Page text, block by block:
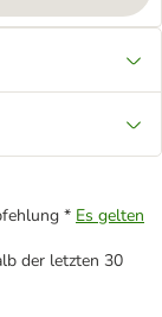
* Es gelten
der letzten 30